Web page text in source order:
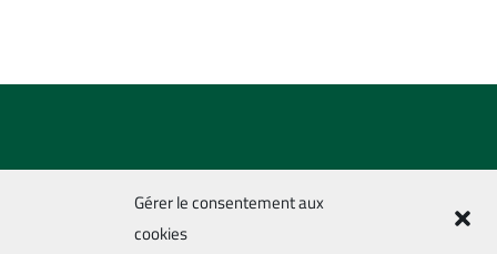
Gérer le consentement aux
cookies